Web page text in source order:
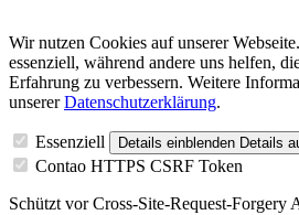
Wir nutzen Cookies auf unserer
essenziell, während andere uns helfen,
Erfahrung zu verbessern. Weitere
unsererDatenschutzerklärung.
Essenziell Details einblenden Details
Contao HTTPS CSRF Token
Schützt vor Cross-Site-Request-Forgery